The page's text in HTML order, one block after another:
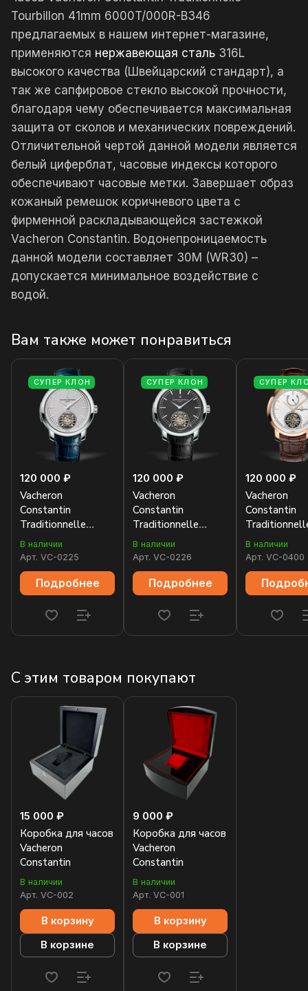
Tourbillon 41mm 6000T/000R-B346
предлагаемых в нашем интернет-магазине,
применяются нержавеющая сталь 316L
высокого качества (Швейцарский стандарт), а
так же сапфировое стекло высокой прочности,
благодаря чему обеспечивается максимальная
защита от сколов и механических повреждений.
Отличительной чертой данной модели является
белый циферблат, часовые индексы которого
обеспечивают часовые метки. Завершает образ
кожаный ремешок коричневого цвета с
фирменной раскладывающейся застежкой
Vacheron Constantin. Водонепроницаемость
данной модели составляет 30М (WR30) –
допускается минимальное воздействие с
водой.
Вам также может понравиться
СУПЕР КЛОН
120 000 ₽
Vacheron
Constantin
Traditionnelle
Tourbillon 44mm
6500T/000P-9949
В наличии
Арт. VC-0225
Подробнее
СУПЕР КЛОН
120 000 ₽
Vacheron
Constantin
Traditionnelle
Tourbillon 44mm
6500T/000P-B100
В наличии
Арт. VC-0226
Подробнее
СУПЕР
120 000 ₽
Vacheron
Constantin
Tourbillon
89000/
В наличии
Арт. VC-0400
С этим товаром покупают
15 000 ₽
Коробка для часов
Vacheron
Constantin
В наличии
Арт. VC-002
В корзину
В корзине
9 000 ₽
Коробка для часов
Vacheron
Constantin
В наличии
Арт. VC-001
В корзину
В корзине